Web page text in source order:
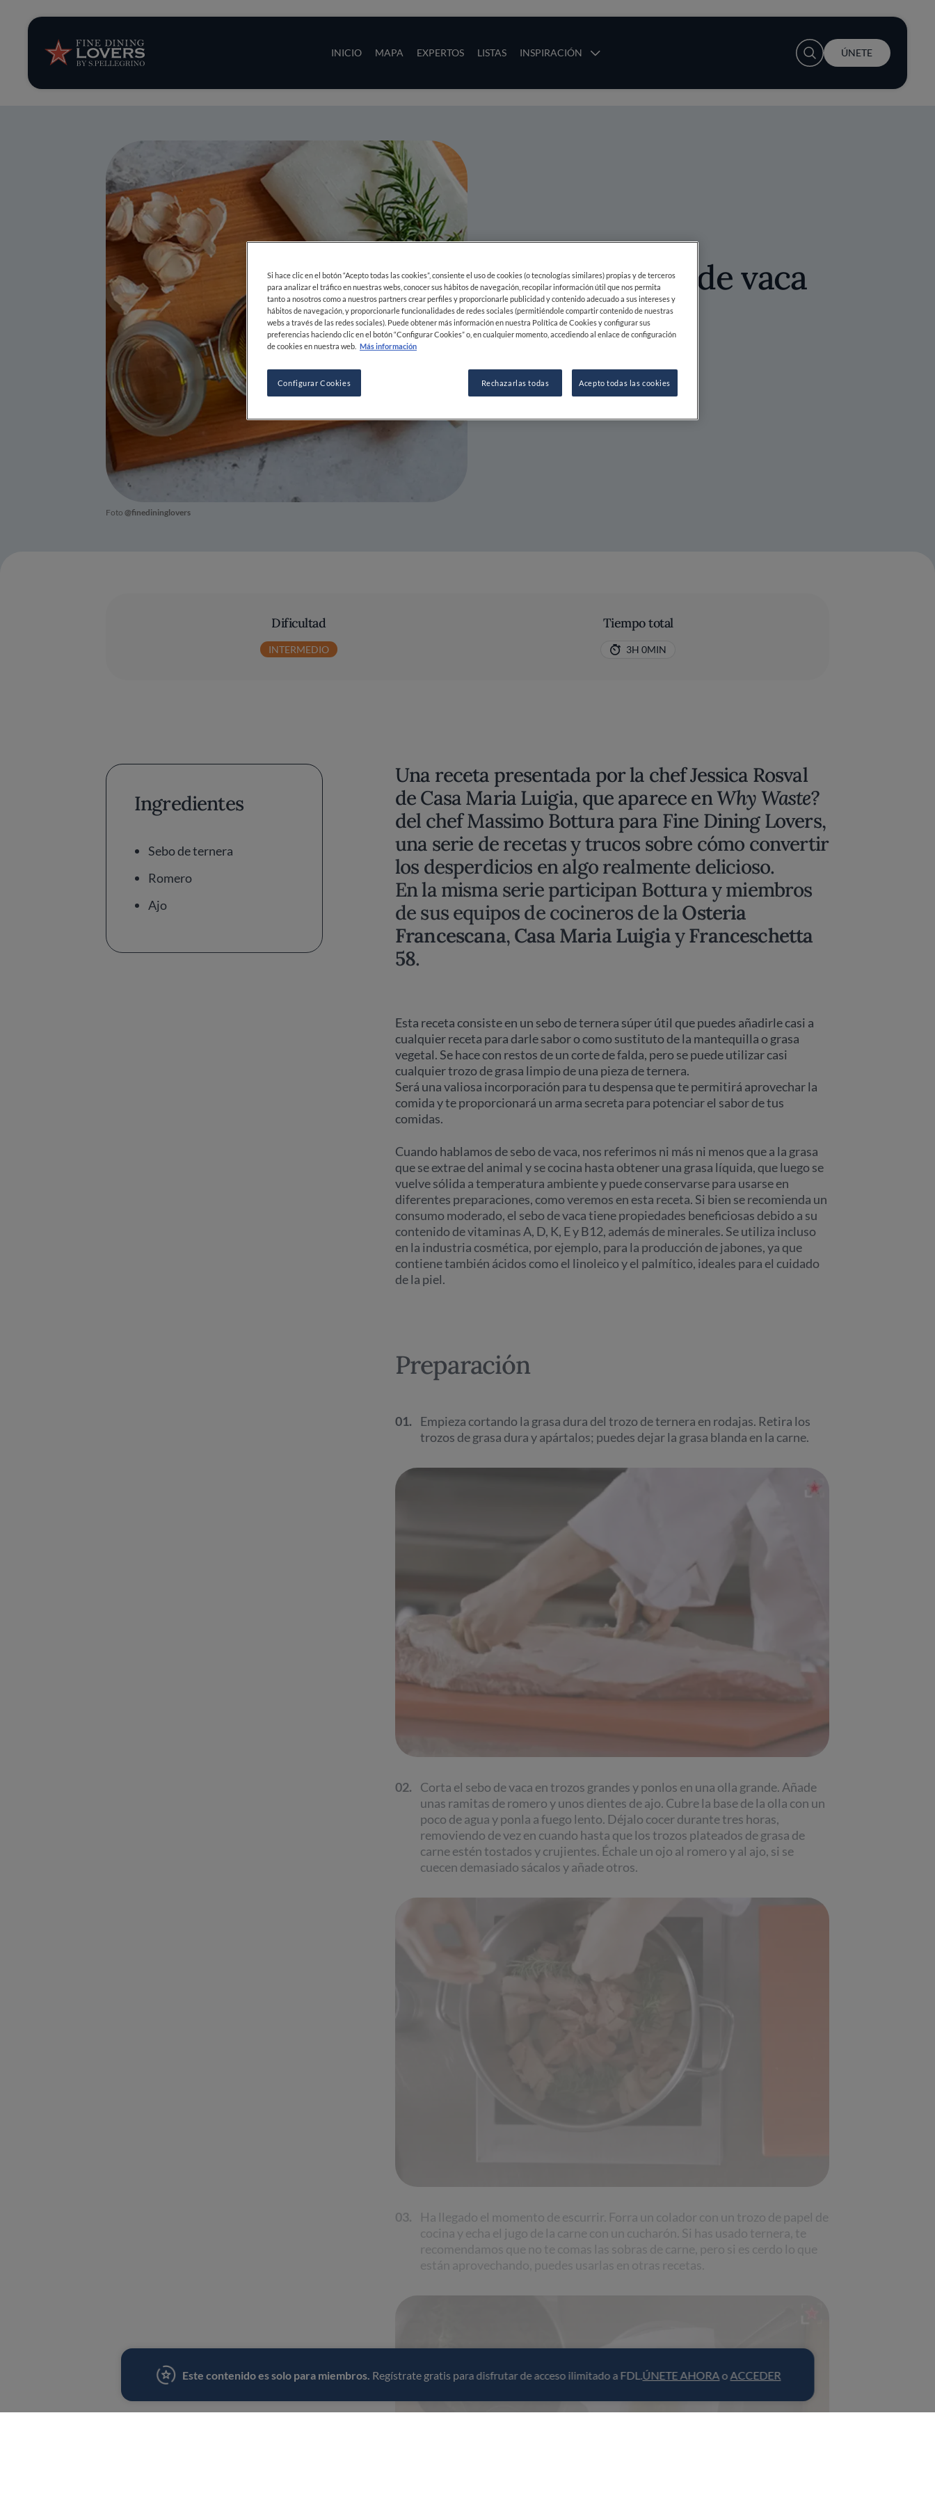
INICIO MAPA EXPERTOS LISTAS INSPIRACIÓN
Opinión y noticias
Recetas
Consejos y trucos
Series
User account menu
ÚNETE
Foto @finedininglovers
Receta de sebo de vaca
19 JUL 2021
GUARDAR
Dificultad
INTERMEDIO
Tiempo total
3H 0MIN
Ingredientes
Sebo de ternera
Romero
Ajo
Una receta presentada por la chef Jessica Rosval
de Casa Maria Luigia, que aparece enWhy Waste?
del chef Massimo Bottura para Fine Dining Lovers,
una serie de recetas y trucos sobre cómo convertir
los desperdicios en algo realmente delicioso.
En la misma serie participan Bottura y miembros
de sus equipos de cocineros de laOsteria
Francescana,Casa Maria LuigiayFranceschetta
58.
Esta receta consiste en un sebo de ternera súper útil que puedes añadirle casi a
cualquier receta para darle sabor o como sustituto de la mantequilla o grasa
vegetal. Se hace con restos de un corte de falda, pero se puede utilizar casi
cualquier trozo de grasa limpio de una pieza de ternera.
Será una valiosa incorporación para tu despensa que te permitirá aprovechar la
comida y te proporcionará un arma secreta para potenciar el sabor de tus
comidas.
Cuando hablamos de sebo de vaca, nos referimos ni más ni menos que a la grasa
que se extrae del animal y se cocina hasta obtener una grasa líquida, que luego se
vuelve sólida a temperatura ambiente y puede conservarse para usarse en
diferentes preparaciones, como veremos en esta receta. Si bien se recomienda un
consumo moderado, el sebo de vaca tiene propiedades beneficiosas debido a su
contenido de vitaminas A, D, K, E y B12, además de minerales. Se utiliza incluso
en la industria cosmética, por ejemplo, para la producción de jabones, ya que
contiene también ácidos como el linoleico y el palmítico, ideales para el cuidado
de la piel.
Preparación
01. Empieza cortando la grasa dura del trozo de ternera en rodajas. Retira los
trozos de grasa dura y apártalos; puedes dejar la grasa blanda en la carne.
02.
Corta el sebo de vaca en trozos grandes y ponlos en una olla grande. Añade
unas ramitas de romero y unos dientes de ajo. Cubre la base de la olla con un
poco de agua y ponla a fuego lento. Déjalo cocer durante tres horas,
removiendo de vez en cuando hasta que los trozos plateados de grasa de
carne estén tostados y crujientes. Échale un ojo al romero y al ajo, si se
cuecen demasiado sácalos y añade otros.
03.
Ha llegado el momento de escurrir. Forra un colador con un trozo de papel de
cocina y echa el jugo de la carne con un cucharón. Si has usado ternera, te
recomendamos que no te comas las sobras de carne, pero si es cerdo lo que
están aprovechando, puedes usarlas en otras recetas.
Este contenido es solo para miembros. Regístrate gratis para disfrutar de acceso ilimitado a FDL. ÚNETE AHORA o ACCEDER
Si hace clic en el botón “Acepto todas las cookies”, consiente el uso de cookies (o tecnologías similares) propias y de terceros
para analizar el tráfico en nuestras webs, conocer sus hábitos de navegación, recopilar información útil que nos permita
tanto a nosotros como a nuestros partners crear perfiles y proporcionarle publicidad y contenido adecuado a sus intereses y
hábitos de navegación, y proporcionarle funcionalidades de redes sociales (permitiéndole compartir contenido de nuestras
webs a través de las redes sociales). Puede obtener más información en nuestra Política de Cookies y configurar sus
preferencias haciendo clic en el botón “Configurar Cookies” o, en cualquier momento, accediendo al enlace de configuración
de cookies en nuestra web. Más información
Configurar Cookies Rechazarlas todas Acepto todas las cookies